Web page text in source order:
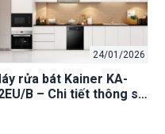
24/01/2026
rửa bát Kainer KA-
B – Chi tiết thông số